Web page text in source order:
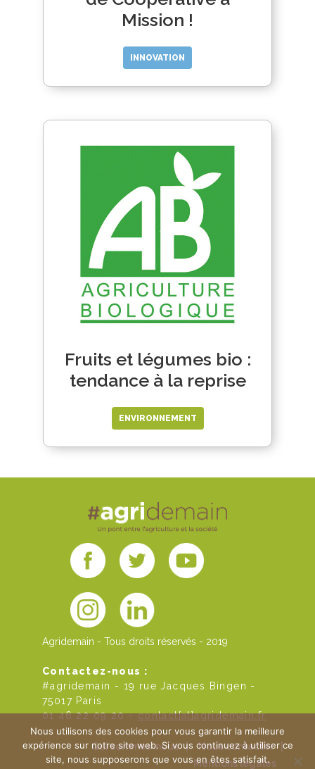
Mission !
INNOVATION
Fruits et légumes bio :
tendance à la reprise
ENVIRONNEMENT
Agridemain - Tous droits réservés - 2019
Contactez-nous :
#agridemain - 19 rue Jacques Bingen -
75017 Paris
01 46 22 09 20 -contact[at]agridemain.fr
Qui sommes-nous | Nous contacter
|
Mentions légales
Nous utilisons des cookies pour vous garantir la meilleure
expérience sur notre site web. Si vous continuez à utiliser ce
site, nous supposerons que vous en êtes satisfait.